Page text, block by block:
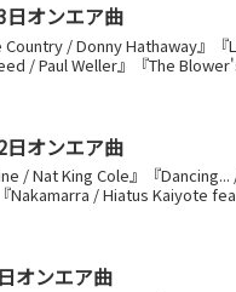
オンエア曲
Country / Donny Hathaway』『
/ Paul Weller』『The
オンエア曲
/ Nat King Cole』『
Nakamarra / Hiatus Kaiyote
オンエア曲